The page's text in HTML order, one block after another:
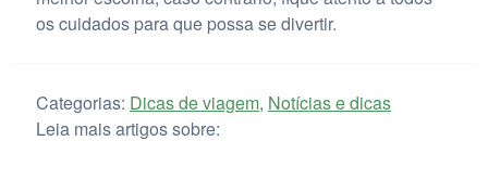
os cuidados para que possa se divertir.
Categorias: Dicas de viagem, Notícias e dicas
Leia mais artigos sobre: